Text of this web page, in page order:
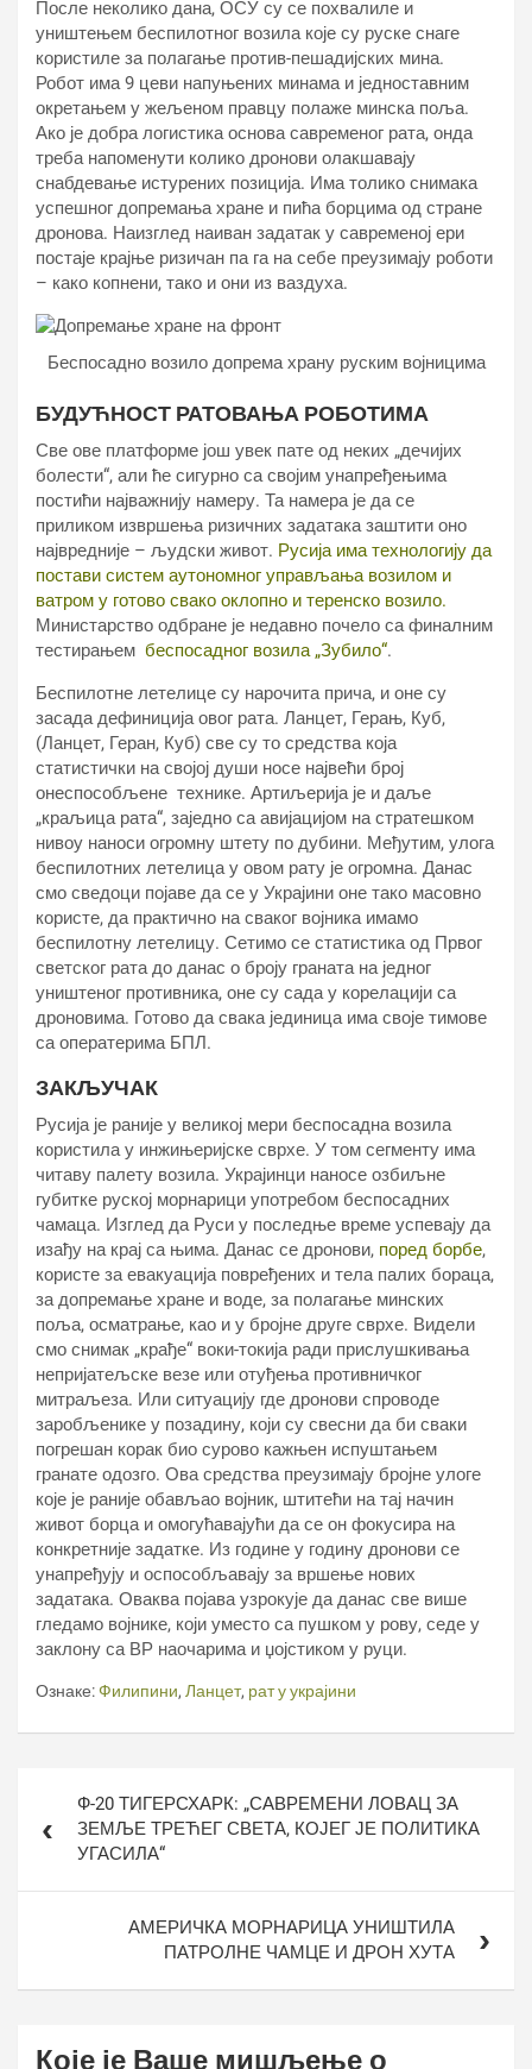
После неколико дана, ОСУ су се похвалиле и
уништењем беспилотног возила које су руске снаге
користиле за полагање против-пешадијских мина.
Робот има 9 цеви напуњених минама и једноставним
окретањем у жељеном правцу полаже минска поља.
Ако је добра логистика основа савременог рата, онда
треба напоменути колико дронови олакшавају
снабдевање истурених позиција. Има толико снимака
успешног допремања хране и пића борцима од стране
дронова. Наизглед наиван задатак у савременој ери
постаје крајње ризичан па га на себе преузимају роботи
– како копнени, тако и они из ваздуха.
Беспосадно возило допрема храну руским војницима
БУДУЋНОСТ РАТОВАЊА РОБОТИМА
Све ове платформе још увек пате од неких „дечијих
болести“, али ће сигурно са својим унапређењима
постићи најважнију намеру. Та намера је да се
приликом извршења ризичних задатака заштити оно
највредније – људски живот. Русија има технологију да
постави систем аутономног управљања возилом и
ватром у готово свако оклопно и теренско возило.
Министарство одбране је недавно почело са финалним
тестирањем беспосадног возила „Зубило“.
Беспилотне летелице су нарочита прича, и оне су
засада дефиниција овог рата. Ланцет, Герањ, Куб,
(Ланцет, Геран, Куб) све су то средства која
статистички на својој души носе највећи број
онеспособљене технике. Артиљерија је и даље
„краљица рата“, заједно са авијацијом на стратешком
нивоу наноси огромну штету по дубини. Међутим, улога
беспилотних летелица у овом рату је огромна. Данас
смо сведоци појаве да се у Украјини оне тако масовно
користе, да практично на сваког војника имамо
беспилотну летелицу. Сетимо се статистика од Првог
светског рата до данас о броју граната на једног
уништеног противника, оне су сада у корелацији са
дроновима. Готово да свака јединица има своје тимове
са оператерима БПЛ.
ЗАКЉУЧАК
Русија је раније у великој мери беспосадна возила
користила у инжињеријске сврхе. У том сегменту има
читаву палету возила. Украјинци наносе озбиљне
губитке руској морнарици употребом беспосадних
чамаца. Изглед да Руси у последње време успевају да
изађу на крај са њима. Данас се дронови, поред борбе,
користе за евакуација повређених и тела палих бораца,
за допремање хране и воде, за полагање минских
поља, осматрање, као и у бројне друге сврхе. Видели
смо снимак „крађе“ воки-токија ради прислушкивања
непријатељске везе или отуђења противничког
митраљеза. Или ситуацију где дронови спроводе
заробљенике у позадину, који су свесни да би сваки
погрешан корак био сурово кажњен испуштањем
гранате одозго. Ова средства преузимају бројне улоге
које је раније обављао војник, штитећи на тај начин
живот борца и омогућавајући да се он фокусира на
конкретније задатке. Из године у годину дронови се
унапређују и оспособљавају за вршење нових
задатака. Оваква појава узрокује да данас све више
гледамо војнике, који уместо са пушком у рову, седе у
заклону са ВР наочарима и џојстиком у руци.
Ознаке:Филипини, Ланцет, рат у украјини
чланкаФ-20 ТИГЕРСХАРК: „САВРЕМЕНИ ЛОВАЦ ЗА
ЗЕМЉЕ ТРЕЋЕГ СВЕТА, КОЈЕГ ЈЕ ПОЛИТИКА
УГАСИЛА“
АМЕРИЧКА МОРНАРИЦА УНИШТИЛА
ПАТРОЛНЕ ЧАМЦЕ И ДРОН ХУТА
Које је Ваше мишљење о